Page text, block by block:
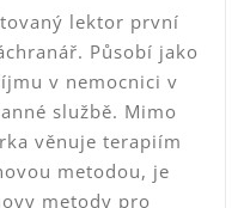
lektor první
Působí jako
v nemocnici v
službě. Mimo
věnuje terapiím
metodou, je
metody pro